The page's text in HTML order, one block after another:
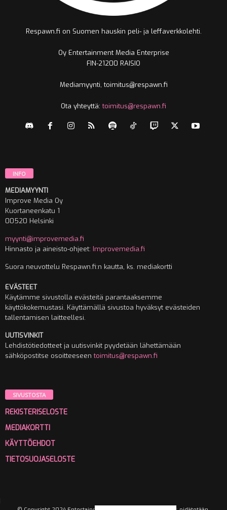
Respawn.fi on Suomen hauskin peli- ja leffaverkkolehti.
Oy Entertainment Media Enterprise
FIN-21200 RAISIO
Mediamyynti, toimitus@respawn.fi
Ota yhteyttä:toimitus@respawn.fi
INFO
MEDIAMYYNTI
Improve Media Oy
Kuortaneenkatu 1
00520 Helsinki
myynti@improvemedia.fi
Hinnasto ja aineisto-ohjeet: Improvemedia.fi
Suora neuvottelu Respawn.fi:n kautta, ks. mediakortti
EVÄSTEET
Käytämme sivustolla evästeitä parantaaksemme
käyttökokemustasi. Käyttämällä sivustoa hyväksyt evästeiden
tallentamisen laitteellesi.
UUTISVINKIT
Lehdistötiedotteet ja uutisvinkit pyydetään lähettämään
sähköpostitse osoitteeseentoimitus@respawn.fi
SIVUSTOSTA
REKISTERISELOSTE
MEDIAKORTTI
KÄYTTÖEHDOT
TIETOSUOJASELOSTE